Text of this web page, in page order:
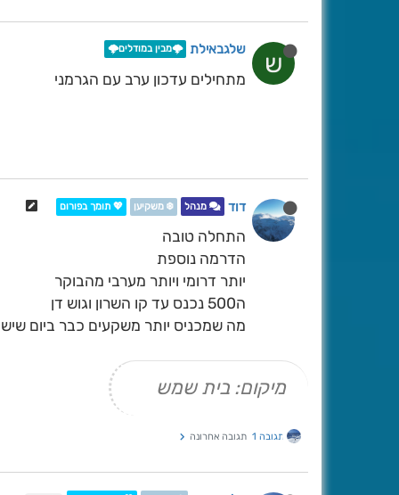
ש שלגבאילת 🌩️מבין במודלים🌩️
מתחילים עדכון ערב עם הגרמני
דוד מנהל ❄️ משקיען 💖 תומך בפורום
התחלה טובה
הדרמה נוספת
יותר דרומי ויותר מערבי מהבוקר
ה500 נכנס עד קו השרון וגוש דן
מה שמכניס יותר משקעים כבר ביום
מיקום: בית שמש
תגובה 1 תגובה אחרונה